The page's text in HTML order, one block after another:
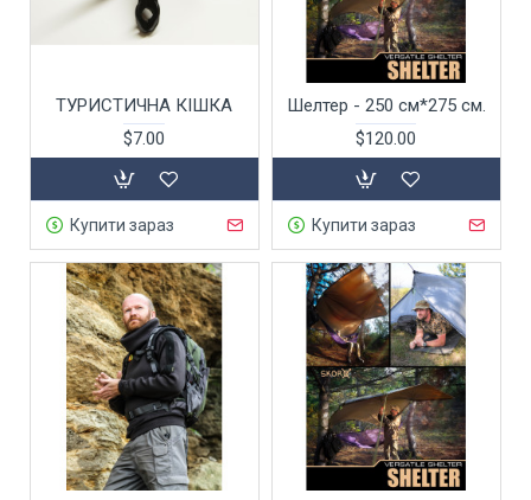
ТУРИСТИЧНА КІШКА
$7.00
Купити зараз
Шелтер - 250 см*275 см.
$120.00
Купити зараз